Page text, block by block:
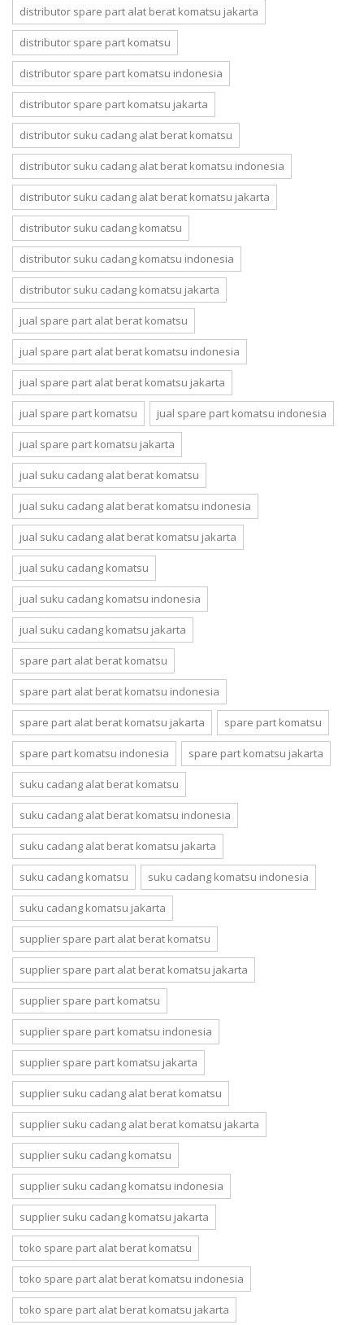
distributor spare part alat berat komatsu jakarta
distributor spare part komatsu
distributor spare part komatsu indonesia
distributor spare part komatsu jakarta
distributor suku cadang alat berat komatsu
distributor suku cadang alat berat komatsu indonesia
distributor suku cadang alat berat komatsu jakarta
distributor suku cadang komatsu
distributor suku cadang komatsu indonesia
distributor suku cadang komatsu jakarta
jual spare part alat berat komatsu
jual spare part alat berat komatsu indonesia
jual spare part alat berat komatsu jakarta
jual spare part komatsu jual spare part komatsu indonesia
jual spare part komatsu jakarta
jual suku cadang alat berat komatsu
jual suku cadang alat berat komatsu indonesia
jual suku cadang alat berat komatsu jakarta
jual suku cadang komatsu
jual suku cadang komatsu indonesia
jual suku cadang komatsu jakarta
spare part alat berat komatsu
spare part alat berat komatsu indonesia
spare part alat berat komatsu jakarta spare part komatsu
spare part komatsu indonesia spare part komatsu jakarta
suku cadang alat berat komatsu
suku cadang alat berat komatsu indonesia
suku cadang alat berat komatsu jakarta
suku cadang komatsu suku cadang komatsu indonesia
suku cadang komatsu jakarta
supplier spare part alat berat komatsu
supplier spare part alat berat komatsu jakarta
supplier spare part komatsu
supplier spare part komatsu indonesia
supplier spare part komatsu jakarta
supplier suku cadang alat berat komatsu
supplier suku cadang alat berat komatsu jakarta
supplier suku cadang komatsu
supplier suku cadang komatsu indonesia
supplier suku cadang komatsu jakarta
toko spare part alat berat komatsu
toko spare part alat berat komatsu indonesia
toko spare part alat berat komatsu jakarta